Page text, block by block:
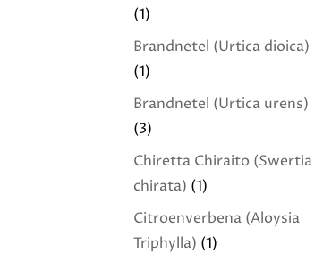
(1)
Brandnetel (Urtica dioica)
(1)
Brandnetel (Urtica urens)
(3)
Chiretta Chiraito (Swertia
chirata) (1)
Citroenverbena (Aloysia
Triphylla) (1)